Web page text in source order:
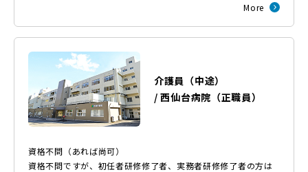
More
介護員（中途）
/西仙台病院 （正職員）
資格不問（あれば尚可）
資格不問ですが、初任者研修修了者、実務者研修修了者の方は